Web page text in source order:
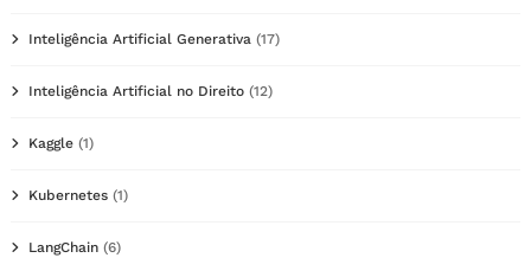
Inteligência Artificial Generativa (17)
Inteligência Artificial no Direito (12)
Kaggle (1)
Kubernetes (1)
LangChain (6)